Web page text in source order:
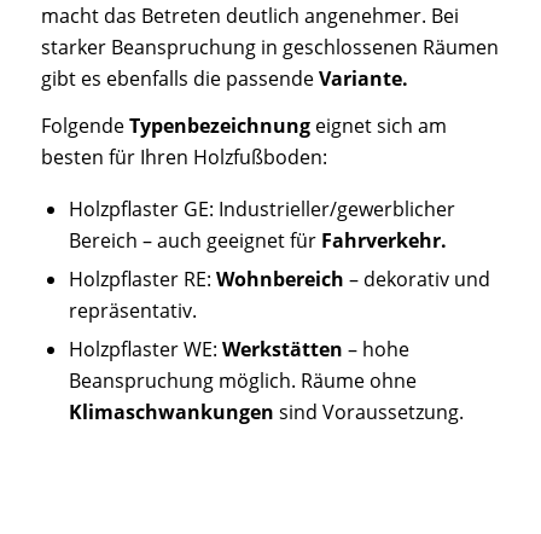
macht das Betreten deutlich angenehmer. Bei
starker Beanspruchung in geschlossenen Räumen
gibt es ebenfalls die passendeVariante.
FolgendeTypenbezeichnungeignet sich am
besten für Ihren Holzfußboden:
Holzpflaster GE: Industrieller/gewerblicher
Bereich – auch geeignet für Fahrverkehr.
Holzpflaster RE: Wohnbereich – dekorativ und
repräsentativ.
Holzpflaster WE: Werkstätten – hohe
Beanspruchung möglich. Räume ohne
Klimaschwankungen sind Voraussetzung.